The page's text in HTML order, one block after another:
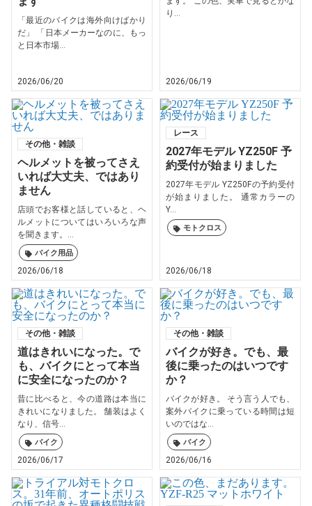
「最近のバイクは海外向けばかり
だ」 「日本メーカーなのに、もっ
と日本市場...
2026/06/20
り...
2026/06/19
その他・雑談
ヘルメットを被ってさえ
いれば大丈夫、ではあり
ません
店頭でお客様と話していると、ヘ
ルメットについてはいろいろな声
を聞きます。...
バイク用品
2026/06/18
レース
2027年モデル YZ250F 予
約受付が始まりました
2027年モデル YZ250Fの予約受付
が始まりました。 通常カラーの
Y...
モトクロス
2026/06/18
その他・雑談
道はきれいになった。で
も、バイクにとって本当
に安全になったのか？
昔に比べると、今の道路は本当に
きれいになりました。 舗装はよく
なり、信号...
バイク
2026/06/17
その他・雑談
バイクが好き。でも、最
後に乗ったのはいつです
か？
バイクが好き。 そう言う人でも、
案外バイクに乗っている時間は短
いのではな...
バイク
2026/06/16